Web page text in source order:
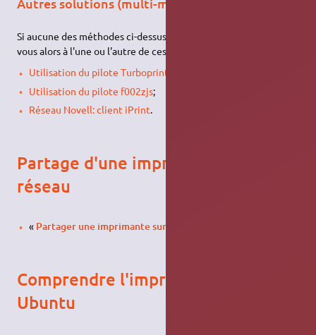
Si aucune des méthodes ci-dessus n'a fonctionné, reportez-
vous alors à l'une ou l'autre de ces pages :
Utilisation du pilote Turboprint
Utilisation du pilote f002zjs;
Réseau Novell: client iPrint.
Partage d'une imprimante en
réseau
« Partager une imprimante sur un réseau
Comprendre l'impression sous
Ubuntu